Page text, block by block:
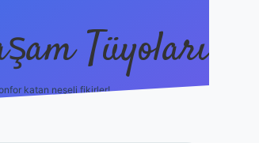
Tüyoları
katan neşeli fikirler!